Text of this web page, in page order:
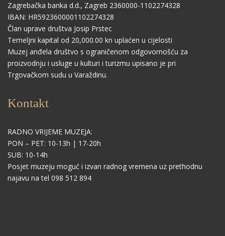
Zagrebačka banka d.d., Zagreb 2360000-1102274328
IBAN: HR5923600001102274328
Član uprave društva Josip Prstec
Temeljni kapital od 20,000.00 kn uplaćen u cijelosti
Muzej anđela društvo s ograničenom odgovornošću za
proizvodnju i usluge u kulturi i turizmu upisano je pri
Trgovačkom sudu u Varaždinu.
Kontakt
RADNO VRIJEME MUZEJA:
PON – PET: 10-13h | 17-20h
SUB: 10-14h
Posjet muzeju moguć i izvan radnog vremena uz prethodnu
najavu na tel 098 512 894